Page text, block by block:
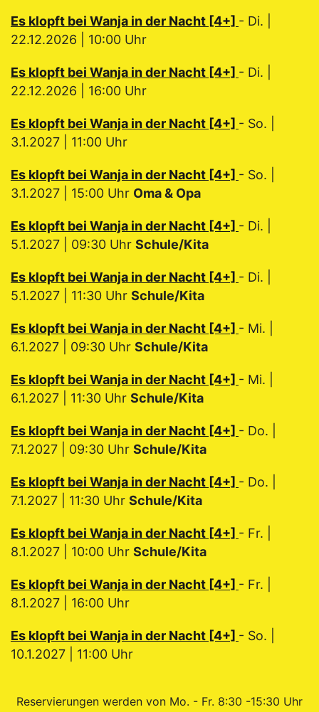
Es klopft bei Wanja in der Nacht [4+] - Di. |
22.12.2026 | 10:00 Uhr
Es klopft bei Wanja in der Nacht [4+] - Di. |
22.12.2026 | 16:00 Uhr
Es klopft bei Wanja in der Nacht [4+] - So. |
3.1.2027 | 11:00 Uhr
Es klopft bei Wanja in der Nacht [4+] - So. |
3.1.2027 | 15:00 Uhr Oma & Opa
Es klopft bei Wanja in der Nacht [4+] - Di. |
5.1.2027 | 09:30 Uhr Schule/Kita
Es klopft bei Wanja in der Nacht [4+] - Di. |
5.1.2027 | 11:30 Uhr Schule/Kita
Es klopft bei Wanja in der Nacht [4+] - Mi. |
6.1.2027 | 09:30 Uhr Schule/Kita
Es klopft bei Wanja in der Nacht [4+] - Mi. |
6.1.2027 | 11:30 Uhr Schule/Kita
Es klopft bei Wanja in der Nacht [4+] - Do. |
7.1.2027 | 09:30 Uhr Schule/Kita
Es klopft bei Wanja in der Nacht [4+] - Do. |
7.1.2027 | 11:30 Uhr Schule/Kita
Es klopft bei Wanja in der Nacht [4+] - Fr. |
8.1.2027 | 10:00 Uhr Schule/Kita
Es klopft bei Wanja in der Nacht [4+] - Fr. |
8.1.2027 | 16:00 Uhr
Es klopft bei Wanja in der Nacht [4+] - So. |
10.1.2027 | 11:00 Uhr
Reservierungen werden von Mo. - Fr. 8:30 -15:30 Uhr